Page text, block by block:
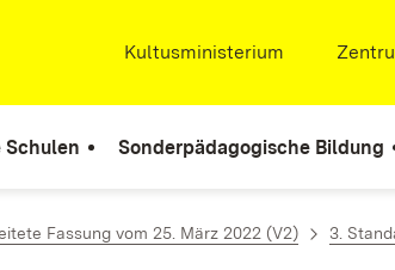
Extern:
Kultusministerium (Öffnet in
Schulen Sonderpädagogische Bildung
Fassung vom 25. März 2022 (V2)
3.